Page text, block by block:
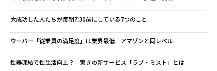
大成功した人たちが毎朝7:30前にしている7つのこと
ウーバー「従業員の満足度」は業界最低 アマゾンと同レベル
性器凍結で性生活向上？ 驚きの新サービス「ラブ・ミスト」とは